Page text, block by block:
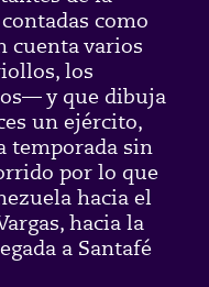
como
cuenta varios
los
y que dibuja
un ejército,
temporada sin
por lo que
hacia el
hacia la
a Santafé